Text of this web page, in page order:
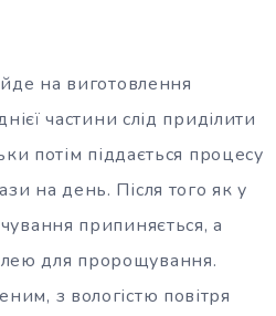
на виготовлення
частини слід приділити
потім піддається процесу
на день. Після того як у
припиняється, а
для пророщування.
з вологістю повітря